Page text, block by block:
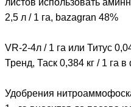
листов использовать
2,5 л / 1 га, bazagran 48%
VR-2-4л / 1 га или Титус
Тренд, Таск 0,384 кг / 1 га
Удобрения